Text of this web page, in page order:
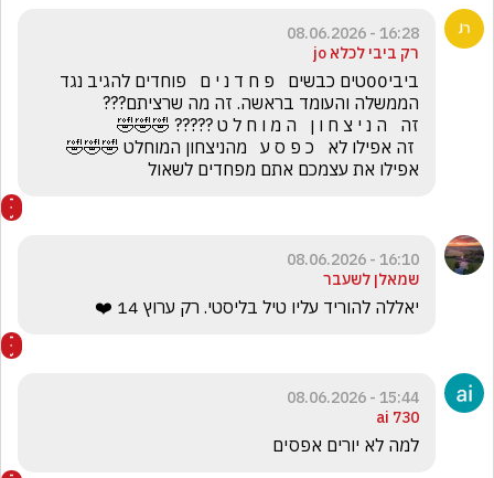
16:28 - 08.06.2026
רק ביבי לכלא jo
אפילו את עצמכם אתם מפחדים לשאול
16:10 - 08.06.2026
שמאלן לשעבר
יאללה להוריד עליו טיל בליסטי. רק ערוץ 14 ❤️
15:44 - 08.06.2026
ai 730
למה לא יורים אפסים